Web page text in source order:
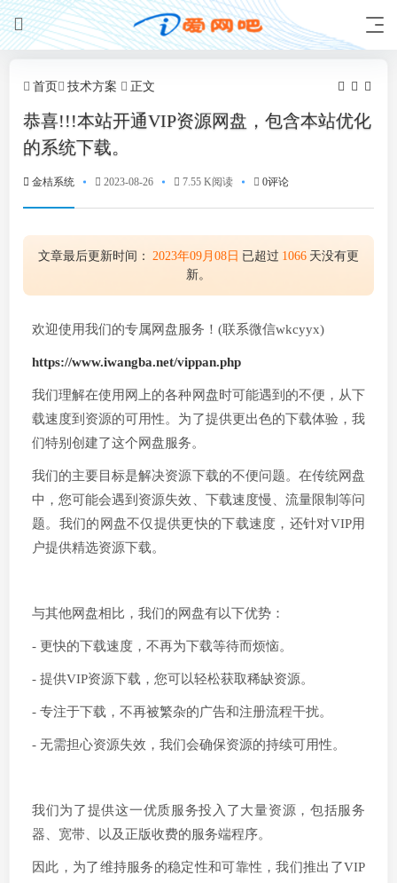
首页 技术方案 正文
恭喜!!!本站开通VIP资源网盘，包含本站优化
的系统下载。
金桔系统 2023-08-26 7.55 K阅读 0评论
文章最后更新时间： 2023年09月08日 已超过 1066 天没有更
新。
欢迎使用我们的专属网盘服务！(联系微信wkcyyx)
https://www.iwangba.net/vippan.php
我们理解在使用网上的各种网盘时可能遇到的不便，从下
载速度到资源的可用性。为了提供更出色的下载体验，我
们特别创建了这个网盘服务。
我们的主要目标是解决资源下载的不便问题。在传统网盘
中，您可能会遇到资源失效、下载速度慢、流量限制等问
题。我们的网盘不仅提供更快的下载速度，还针对VIP用
户提供精选资源下载。
与其他网盘相比，我们的网盘有以下优势：
- 更快的下载速度，不再为下载等待而烦恼。
- 提供VIP资源下载，您可以轻松获取稀缺资源。
- 专注于下载，不再被繁杂的广告和注册流程干扰。
- 无需担心资源失效，我们会确保资源的持续可用性。
我们为了提供这一优质服务投入了大量资源，包括服务
器、宽带、以及正版收费的服务端程序。
因此，为了维持服务的稳定性和可靠性，我们推出了VIP